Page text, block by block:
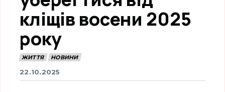
кліщів восени 2025
року
ЖИТТЯ НОВИНИ
22.10.2025